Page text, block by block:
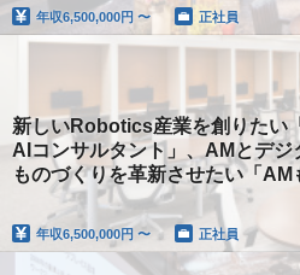
年収6,500,000円 〜 正社員
新しいRobotics産業を創りたい
AIコンサルタント」、AMとデジ
ものづくりを革新させたい「
ルタント」を募集
年収6,500,000円 〜 正社員